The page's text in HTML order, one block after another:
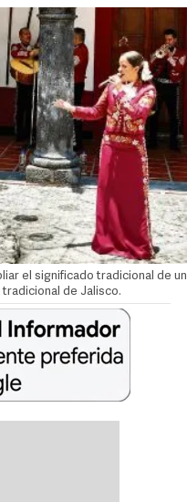
el significado tradicional de un
de Jalisco.